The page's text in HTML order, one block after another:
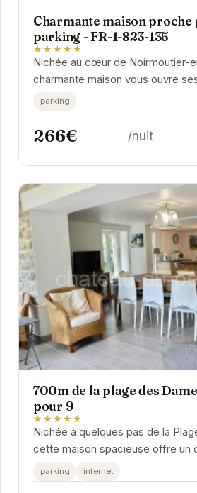
Charmante maison proche
parking - FR-1-823-135
★★★★★
Nichée au cœur de Noirmoutier-
charmante maison vous ouvre
séjour inoubliable. À proximité
parking
266€ /nuit
700m de la plage des
pour 9
★★★★★
Nichée à quelques pas de la
cette maison spacieuse offre un
des vacances relaxantes. Avec
parking internet